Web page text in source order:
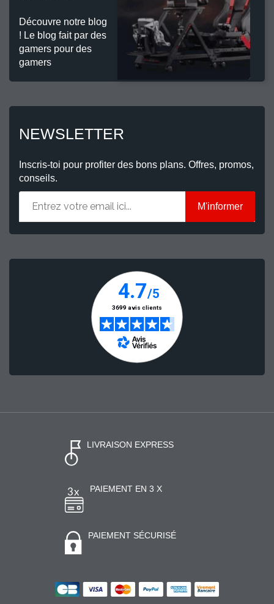
Découvre notre blog
! Le blog fait par des
gamers pour des
gamers
NEWSLETTER
Inscris-toi pour profiter des bons plans. Offres, promos,
conseils.
M'informer
LIVRAISON EXPRESS
PAIEMENT EN 3 X
PAIEMENT SÉCURISÉ